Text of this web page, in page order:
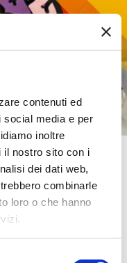
contenuti ed
social media e per
inoltre
il nostro sito con i
dei dati web,
combinarle
loro o che hanno
cercando di